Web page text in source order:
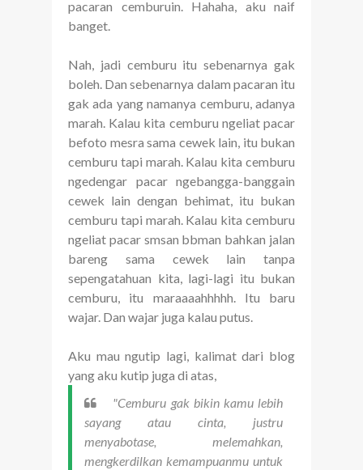
pacaran cemburuin. Hahaha, aku naif
banget.
Nah, jadi cemburu itu sebenarnya gak
boleh. Dan sebenarnya dalam pacaran itu
gak ada yang namanya cemburu, adanya
marah. Kalau kita cemburu ngeliat pacar
befoto mesra sama cewek lain, itu bukan
cemburu tapi marah. Kalau kita cemburu
ngedengar pacar ngebangga-banggain
cewek lain dengan behimat, itu bukan
cemburu tapi marah. Kalau kita cemburu
ngeliat pacar smsan bbman bahkan jalan
bareng sama cewek lain tanpa
sepengatahuan kita, lagi-lagi itu bukan
cemburu, itu maraaaahhhhh. Itu baru
wajar. Dan wajar juga kalau putus.
Aku mau ngutip lagi, kalimat dari blog
yang aku kutip juga di atas,
"Cemburu gak bikin kamu lebih
sayang atau cinta, justru
menyabotase, melemahkan,
mengkerdilkan kemampuanmu untuk